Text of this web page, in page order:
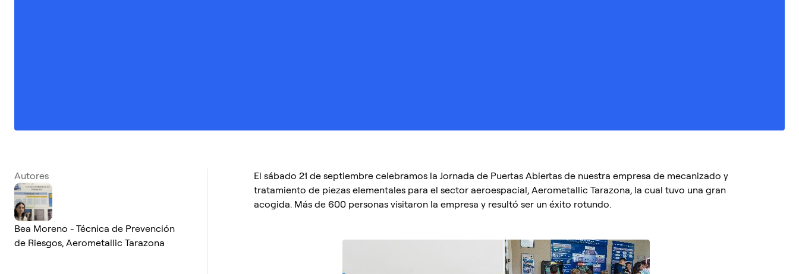
Autores
Bea Moreno - Técnica de Prevención
de Riesgos, Aerometallic Tarazona
El sábado 21 de septiembre celebramos la Jornada de Puertas Abiertas de nuestra empresa de mecanizado y
tratamiento de piezas elementales para el sector aeroespacial, Aerometallic Tarazona, la cual tuvo una gran
acogida. Más de 600 personas visitaron la empresa y resultó ser un éxito rotundo.